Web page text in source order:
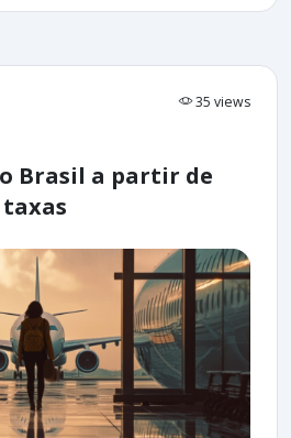
35 views
Brasil a partir de
taxas